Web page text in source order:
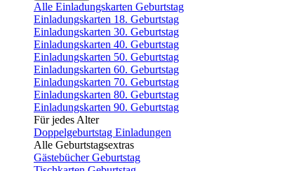
Alle Einladungskarten Geburtstag
Einladungskarten 18. Geburtstag
Einladungskarten 30. Geburtstag
Einladungskarten 40. Geburtstag
Einladungskarten 50. Geburtstag
Einladungskarten 60. Geburtstag
Einladungskarten 70. Geburtstag
Einladungskarten 80. Geburtstag
Einladungskarten 90. Geburtstag
Für jedes Alter
Doppelgeburtstag Einladungen
Alle Geburtstagsextras
Gästebücher Geburtstag